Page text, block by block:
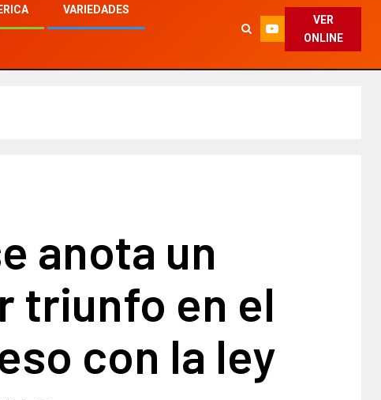
VARIEDADES
VER
ONLINE
anota un
triunfo en el
con la ley